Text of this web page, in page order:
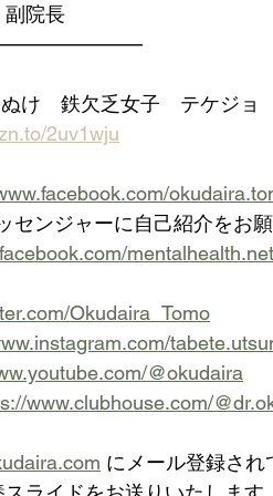
副院長
け　鉄欠乏女子　テケジョ
2uv1wju
センジャーに自己紹介をお
mentalhealth.net
Okudaira_Tomo
@okudaira
www.clubhouse.com/
にメール登録され